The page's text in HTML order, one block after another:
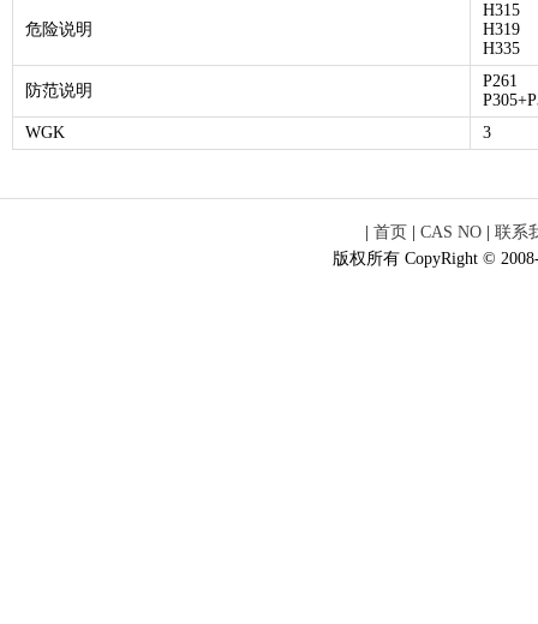
危险说明
H315
H319
H335
防范说明
P261
WGK
3
首页 CAS NO
联系
版权所有 CopyRight ©